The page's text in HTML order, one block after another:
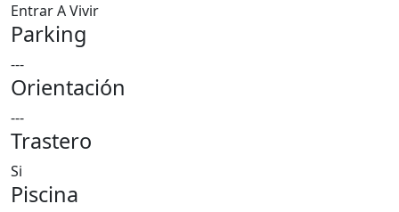
Entrar A Vivir
Parking
---
Orientación
---
Trastero
Si
Piscina